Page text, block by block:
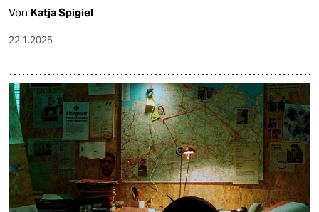
Von Katja Spigiel
22.1.2025